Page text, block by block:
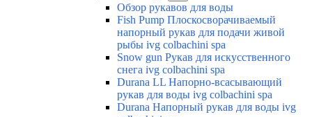
Обзор рукавов для воды
Fish Pump Плоскосворачиваемый
напорный рукав для подачи живой
рыбы ivg colbachini spa
Snow gun Рукав для искусственного
снега ivg colbachini spa
Durana LL Напорно-всасывающий
рукав для воды ivg colbachini spa
Durana Напорный рукав для воды ivg